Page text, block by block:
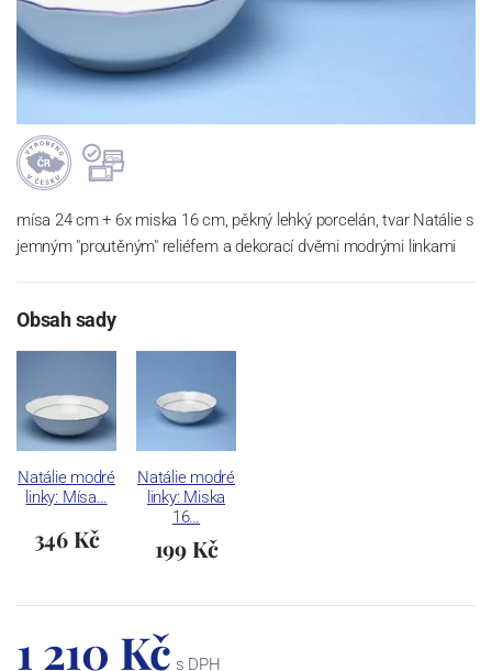
mísa 24 cm + 6x miska 16 cm, pěkný lehký porcelán, tvar Natálie s
jemným "proutěným" reliéfem a dekorací dvěmi modrými linkami
Obsah sady
Natálie modré
linky: Mísa…
346 Kč
Natálie modré
linky: Miska
16…
199 Kč
1 210 Kč s DPH